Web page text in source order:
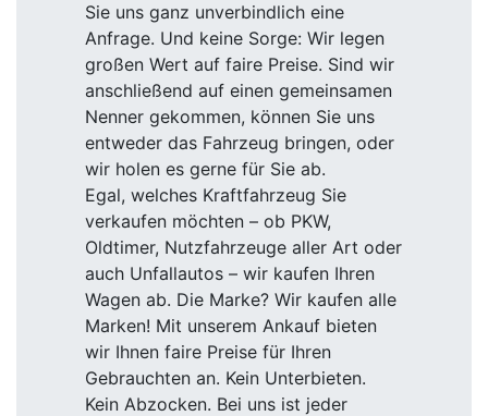
Sie uns ganz unverbindlich eine
Anfrage. Und keine Sorge: Wir legen
großen Wert auf faire Preise. Sind wir
anschließend auf einen gemeinsamen
Nenner gekommen, können Sie uns
entweder das Fahrzeug bringen, oder
wir holen es gerne für Sie ab.
Egal, welches Kraftfahrzeug Sie
verkaufen möchten – ob PKW,
Oldtimer, Nutzfahrzeuge aller Art oder
auch Unfallautos – wir kaufen Ihren
Wagen ab. Die Marke? Wir kaufen alle
Marken! Mit unserem Ankauf bieten
wir Ihnen faire Preise für Ihren
Gebrauchten an. Kein Unterbieten.
Kein Abzocken. Bei uns ist jeder